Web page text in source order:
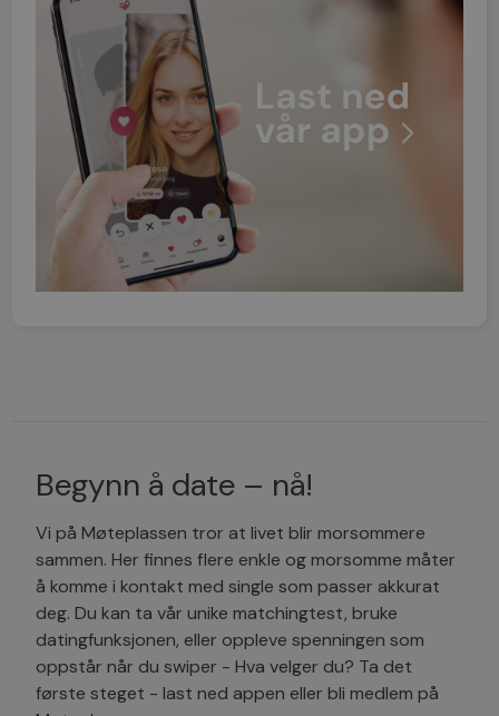
Begynn å date – nå!
Vi på Møteplassen tror at livet blir morsommere
sammen. Her finnes flere enkle og morsomme måter
å komme i kontakt med single som passer akkurat
deg. Du kan ta vår unike matchingtest, bruke
datingfunksjonen, eller oppleve spenningen som
oppstår når du swiper - Hva velger du? Ta det
første steget - last ned appen eller bli medlem på